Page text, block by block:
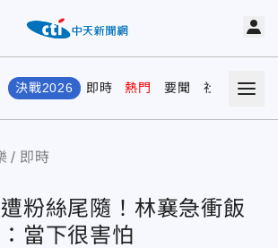
決戰2026 即時 熱門 要聞 社會 娛樂
即時
粉絲尾隨！林襄急衝飯
當下很害怕